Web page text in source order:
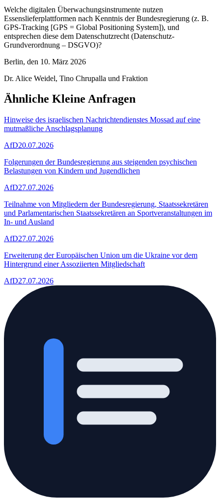
Welche digitalen Überwachungsinstrumente nutzen
Essenslieferplattformen nach Kenntnis der Bundesregierung (z. B.
GPS-Tracking [GPS = Global Positioning System]), und
entsprechen diese dem Datenschutzrecht (Datenschutz-
Grundverordnung – DSGVO)?
Berlin, den 10. März 2026
Dr. Alice Weidel, Tino Chrupalla und Fraktion
Ähnliche Kleine Anfragen
Hinweise des israelischen Nachrichtendienstes Mossad auf eine
mutmaßliche Anschlagsplanung
AfD20.07.2026
Folgerungen der Bundesregierung aus steigenden psychischen
Belastungen von Kindern und Jugendlichen
AfD27.07.2026
Teilnahme von Mitgliedern der Bundesregierung, Staatssekretären
und Parlamentarischen Staatssekretären an Sportveranstaltungen im
In- und Ausland
AfD27.07.2026
Erweiterung der Europäischen Union um die Ukraine vor dem
Hintergrund einer Assoziierten Mitgliedschaft
AfD27.07.2026